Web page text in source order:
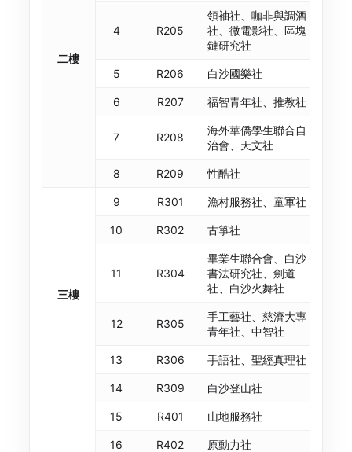
二樓
4 R205
領袖社、咖非與調酒
社、微電影社、區塊
鏈研究社
5 R206 白沙國樂社
6 R207 福智青年社、推教社
7 R208
海外華僑學生聯合自
治會、天文社
8 R209 性酷社
三樓
9 R301 漁村服務社、童軍社
10 R302 古箏社
11 R304
畢業生聯合會、白沙
書法研究社、劍道
社、白沙火舞社
12 R305
手工藝社、慈濟大專
青年社、中智社
13 R306 手語社、聖經真理社
14 R309 白沙登山社
15 R401 山地服務社
16 R402 原動力社